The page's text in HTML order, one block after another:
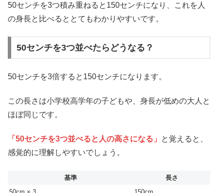
50センチを3つ積み重ねると150センチになり、これを人
の身長と比べるととてもわかりやすいです。
50センチを3つ並べたらどうなる？
50センチを3倍すると150センチになります。
この長さは小学校高学年の子どもや、身長が低めの大人と
ほぼ同じです。
「50センチを3つ並べると人の高さになる」
と覚えると、
感覚的に理解しやすいでしょう。
基準
長さ